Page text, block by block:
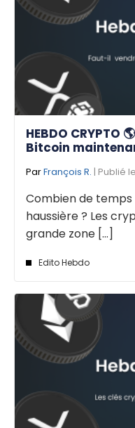
HEBDO CRYPTO
Bitcoin
ParFrançois R. | Publié
Combien de
haussière ? Les
grande zone [...]
Edito Hebdo